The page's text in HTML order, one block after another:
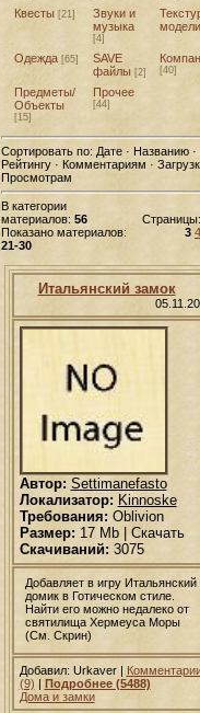
Квесты [21]
Звуки и
музыка
[4]
модели
Одежда [65]
SAVE
файлы [2] [40]
Предметы/
Объекты
[15]
Прочее
[44]
Сортировать по: Дате · Названию ·
Рейтингу · Комментариям ·
Просмотрам
В категории
материалов: 56
Показано материалов:
21-30
3 4
Итальянский замок
Автор: Settimanefasto
Локализатор: Kinnoske
Требования: Oblivion
Размер: 17 Mb | Скачать
Скачиваний: 3075
Добавляет в игру Итальянский
домик в Готическом стиле.
Найти его можно недалеко от
святилища Хермеуса Моры
(См. Скрин)
Добавил: Urkaver |
(9) | Подробнее (5488)
Дома и замки